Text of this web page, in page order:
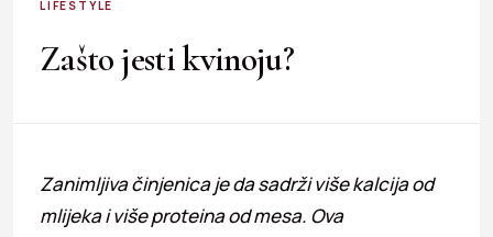
LIFESTYLE
Zašto jesti kvinoju?
Zanimljiva činjenica je da sadrži više kalcija od
mlijeka i više proteina od mesa. Ova